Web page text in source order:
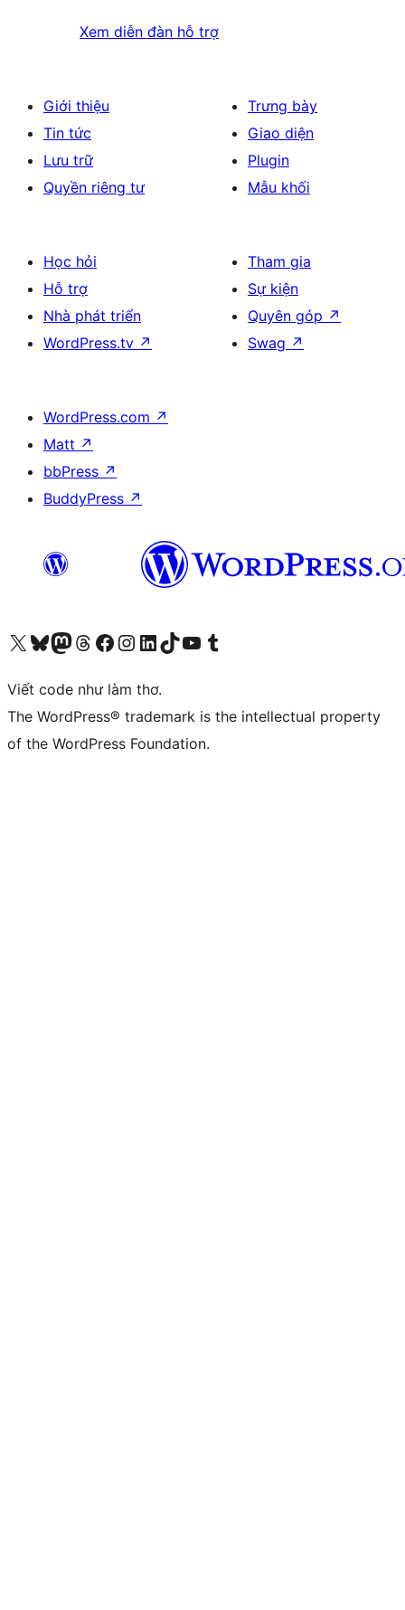
Xem diễn đàn hỗ trợ
Giới thiệu
Tin tức
Lưu trữ
Quyền riêng tư
Trưng bày
Giao diện
Plugin
Mẫu khối
Học hỏi
Hỗ trợ
Nhà phát triển
WordPress.tv ↗
Tham gia
Sự kiện
Quyên góp ↗
Swag ↗
WordPress.com ↗
Matt ↗
bbPress ↗
BuddyPress ↗
Truy cập tài khoản X (trước đây là Twitter) của chúng tôiVisit our Bluesky account
Visit our Mastodon account
Visit our Threads account
Xem trang Facebook của chúng tôiTruy cập tài khoản Instagram của chúng tôiTruy cập tài khoản LinkedIn của chúng tôiVisit our TikTok account
Truy cập kênh YouTube của chúng tôi Visit our Tumblr account
Viết code như làm thơ.
The WordPress® trademark is the intellectual property
of the WordPress Foundation.